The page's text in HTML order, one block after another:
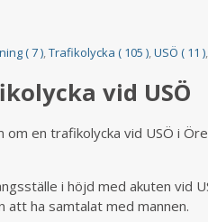
( 7 ),Trafikolycka ( 105 ),USÖ ( 11 )
vid USÖ
en trafikolycka vid USÖ i
i höjd med akuten vid
att ha samtalat med mannen.